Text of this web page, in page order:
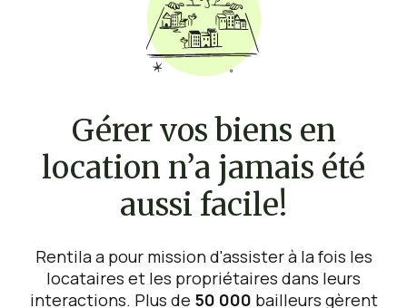
Gérer vos biens en
location n’a jamais été
aussi facile!
Rentila a pour mission d'assister à la fois les
locataires et les propriétaires dans leurs
interactions. Plus de 50 000 bailleurs gèrent